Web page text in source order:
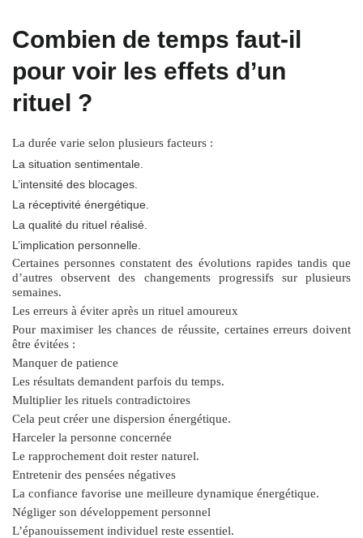
Combien de temps faut-il
pour voir les effets d’un
rituel ?
La durée varie selon plusieurs facteurs :
La situation sentimentale.
L’intensité des blocages.
La réceptivité énergétique.
La qualité du rituel réalisé.
L’implication personnelle.
Certaines personnes constatent des évolutions rapides tandis que
d’autres observent des changements progressifs sur plusieurs
semaines.
Les erreurs à éviter après un rituel amoureux
Pour maximiser les chances de réussite, certaines erreurs doivent
être évitées :
Manquer de patience
Les résultats demandent parfois du temps.
Multiplier les rituels contradictoires
Cela peut créer une dispersion énergétique.
Harceler la personne concernée
Le rapprochement doit rester naturel.
Entretenir des pensées négatives
La confiance favorise une meilleure dynamique énergétique.
Négliger son développement personnel
L’épanouissement individuel reste essentiel.